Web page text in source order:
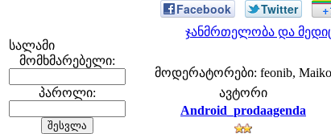
სალამი
მომხმარებელი:
პაროლი:
Facebook Twitter
ჯანმრთელობა და
მოდერატორები: feonib, Maiko
ავტორი
Android_prodaagenda